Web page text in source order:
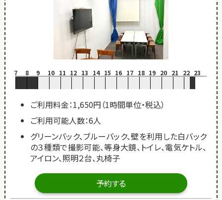
7 8 9 10 11 12 13 14 15 16 17 18 19 20 21 22 23
ご利用料金：1,650円（1時間単位・税込）
ご利用可能人数：6人
グリーンバック、ブルーバック、壁を利用した白バック
の３種類で撮影可能、等身大鏡、トイレ、電気ケトル、
アイロン、照明２台、丸椅子
予約する